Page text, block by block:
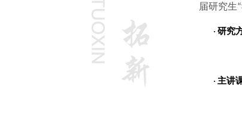
届研究生“
· 研究
· 主讲